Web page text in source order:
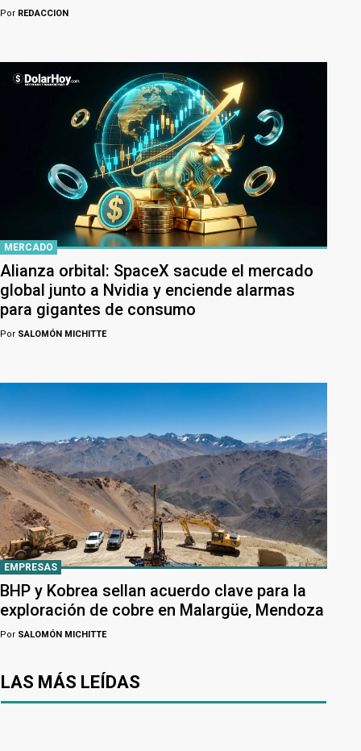
Por REDACCION
MERCADO
Alianza orbital: SpaceX sacude el mercado
global junto a Nvidia y enciende alarmas
para gigantes de consumo
Por SALOMÓN MICHITTE
EMPRESAS
BHP y Kobrea sellan acuerdo clave para la
exploración de cobre en Malargüe, Mendoza
Por SALOMÓN MICHITTE
LAS MÁS LEÍDAS